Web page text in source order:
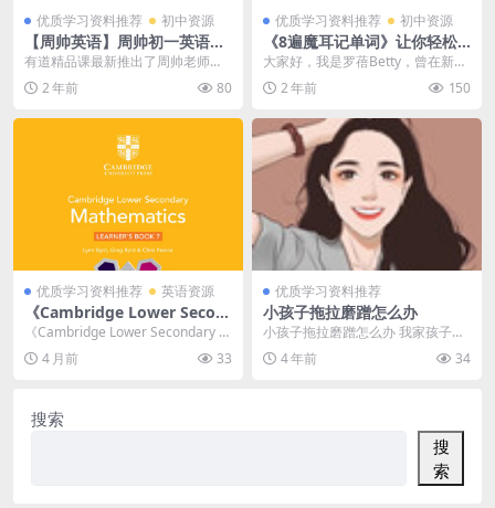
优质学习资料推荐 初中资源
【周帅英语】周帅初一英语期
末决胜班3课时共计1.34GB百
有道精品课最新推出了周帅老师的
初一英语课程，内容丰富全面，共
计1.34GB，满足...
2 年前 80
优质学习资料推荐 初中资源
《8遍魔耳记单词》让你轻松
通过小学+初中+高中英语考试
适合小学到高中 百度网盘下载
大家好，我是罗蓓Betty，曾在新东
方做了16年英语老师，授课15000
多个小时...
2 年前 150
优质学习资料推荐 英语资源
《Cambridge Lower Secon
dary Mathematics》第二版
教材+练习册 | 剑桥国际初中
数学教材 百度网盘下载
《Cambridge Lower Secondary M
athematics》第...
4 月前 33
优质学习资料推荐
小孩子拖拉磨蹭怎么办
小孩子拖拉磨蹭怎么办 我家孩子今
年8岁了，上三年级了，我家孩子拖
拉磨蹭的毛病特别...
4 年前 34
搜索
搜
索